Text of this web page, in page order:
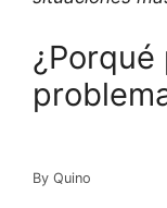
¿Porqué
By Quino